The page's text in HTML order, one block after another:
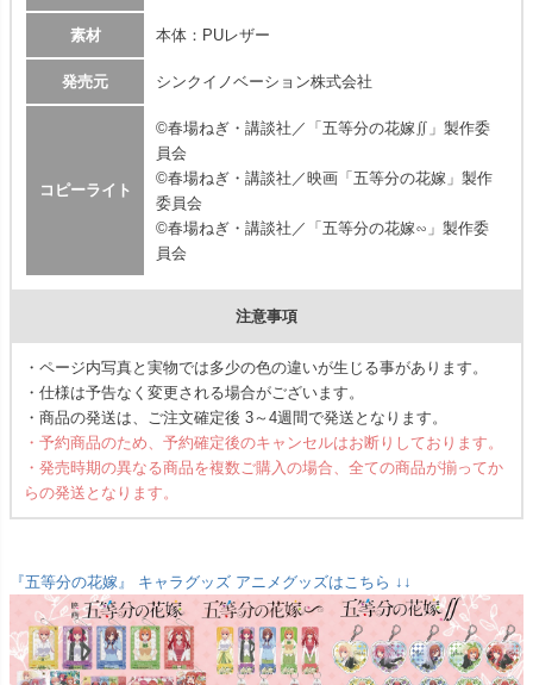
素材 本体：PUレザー
発売元 シンクイノベーション株式会社
コピーライト
©春場ねぎ・講談社／「五等分の花嫁∬」製作委
員会
©春場ねぎ・講談社／映画「五等分の花嫁」製作
委員会
©春場ねぎ・講談社／「五等分の花嫁∽」製作委
員会
注意事項
・ページ内写真と実物では多少の色の違いが生じる事があります。
・仕様は予告なく変更される場合がございます。
・商品の発送は、ご注文確定後 3～4週間で発送となります。
・予約商品のため、予約確定後のキャンセルはお断りしております。
・発売時期の異なる商品を複数ご購入の場合、全ての商品が揃ってか
らの発送となります。
『五等分の花嫁』 キャラグッズ アニメグッズはこちら ↓↓